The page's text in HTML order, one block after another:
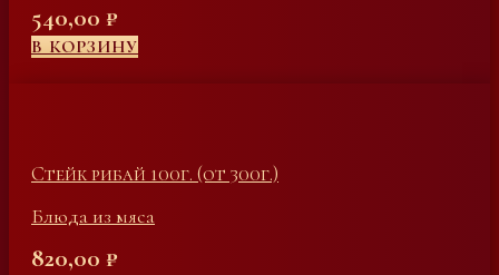
540,00 ₽
В КОРЗИНУ
Стейк рибай 100г. (от 300г.)
Блюда из мяса
820,00 ₽